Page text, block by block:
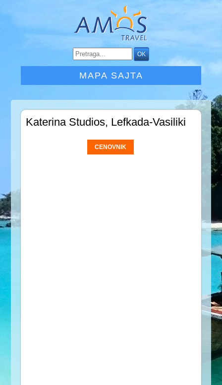
MAPA SAJTA
Katerina Studios, Lefkada-Vasiliki
CENOVNIK